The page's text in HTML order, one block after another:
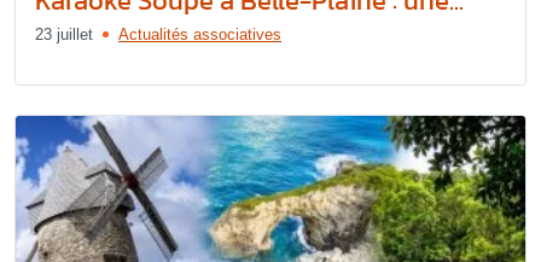
23 juillet Actualités associatives